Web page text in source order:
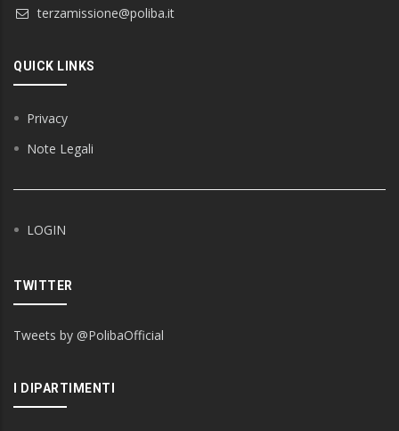
terzamissione@poliba.it
QUICK LINKS
Privacy
Note Legali
LOGIN
TWITTER
Tweets by @PolibaOfficial
I DIPARTIMENTI